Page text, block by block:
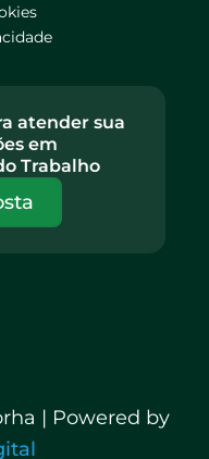
atender sua
em
Trabalho
| Powered by